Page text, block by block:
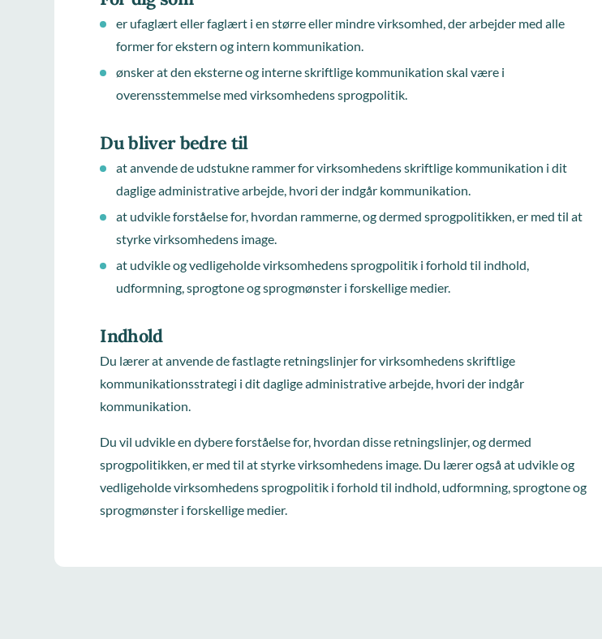
er ufaglært eller faglært i en større eller mindre virksomhed, der arbejder med alle
former for ekstern og intern kommunikation.
ønsker at den eksterne og interne skriftlige kommunikation skal være i
overensstemmelse med virksomhedens sprogpolitik.
Du bliver bedre til
at anvende de udstukne rammer for virksomhedens skriftlige kommunikation i dit
daglige administrative arbejde, hvori der indgår kommunikation.
at udvikle forståelse for, hvordan rammerne, og dermed sprogpolitikken, er med til at
styrke virksomhedens image.
at udvikle og vedligeholde virksomhedens sprogpolitik i forhold til indhold,
udformning, sprogtone og sprogmønster i forskellige medier.
Indhold
Du lærer at anvende de fastlagte retningslinjer for virksomhedens skriftlige
kommunikationsstrategi i dit daglige administrative arbejde, hvori der indgår
kommunikation.
Du vil udvikle en dybere forståelse for, hvordan disse retningslinjer, og dermed
sprogpolitikken, er med til at styrke virksomhedens image. Du lærer også at udvikle og
vedligeholde virksomhedens sprogpolitik i forhold til indhold, udformning, sprogtone og
sprogmønster i forskellige medier.